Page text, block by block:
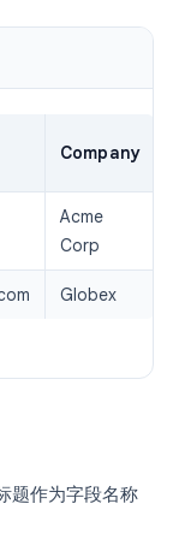
Company
Acme
Corp
Globex
题作为字段名称